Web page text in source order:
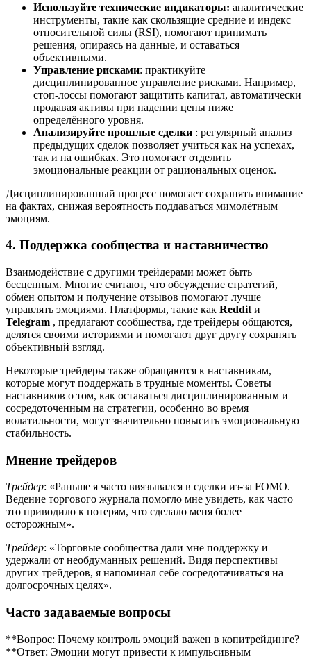
Используйте технические индикаторы: аналитические
инструменты, такие как скользящие средние и индекс
относительной силы (RSI), помогают принимать
решения, опираясь на данные, и оставаться
объективными.
Управление рисками: практикуйте
дисциплинированное управление рисками. Например,
стоп-лоссы помогают защитить капитал, автоматически
продавая активы при падении цены ниже
определённого уровня.
Анализируйте прошлые сделки : регулярный анализ
предыдущих сделок позволяет учиться как на успехах,
так и на ошибках. Это помогает отделить
эмоциональные реакции от рациональных оценок.
Дисциплинированный процесс помогает сохранять внимание
на фактах, снижая вероятность поддаваться мимолётным
эмоциям.
4. Поддержка сообщества и наставничество
Взаимодействие с другими трейдерами может быть
бесценным. Многие считают, что обсуждение стратегий,
обмен опытом и получение отзывов помогают лучше
управлять эмоциями. Платформы, такие как Reddit и
Telegram , предлагают сообщества, где трейдеры общаются,
делятся своими историями и помогают друг другу сохранять
объективный взгляд.
Некоторые трейдеры также обращаются к наставникам,
которые могут поддержать в трудные моменты. Советы
наставников о том, как оставаться дисциплинированным и
сосредоточенным на стратегии, особенно во время
волатильности, могут значительно повысить эмоциональную
стабильность.
Мнение трейдеров
Трейдер: «Раньше я часто ввязывался в сделки из-за FOMO.
Ведение торгового журнала помогло мне увидеть, как часто
это приводило к потерям, что сделало меня более
осторожным».
Трейдер: «Торговые сообщества дали мне поддержку и
удержали от необдуманных решений. Видя перспективы
других трейдеров, я напоминал себе сосредотачиваться на
долгосрочных целях».
Часто задаваемые вопросы
**Вопрос: Почему контроль эмоций важен в копитрейдинге?
**Ответ: Эмоции могут привести к импульсивным